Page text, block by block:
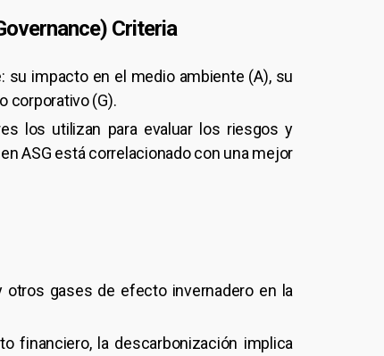
Criteria
impacto en el medio ambiente (A), su
corporativo (G).
los utilizan para evaluar los riesgos y
ASG está correlacionado con una mejor
gases de efecto invernadero en la
financiero, la descarbonización implica